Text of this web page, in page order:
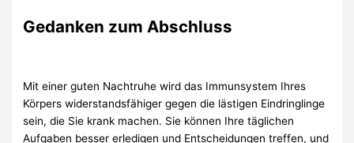
Gedanken zum Abschluss
Mit einer guten Nachtruhe wird das Immunsystem Ihres
Körpers widerstandsfähiger gegen die lästigen Eindringlinge
sein, die Sie krank machen. Sie können Ihre täglichen
Aufgaben besser erledigen und Entscheidungen treffen, und